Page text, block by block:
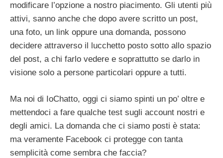
modificare l’opzione a nostro piacimento. Gli utenti più
attivi, sanno anche che dopo avere scritto un post,
una foto, un link oppure una domanda, possono
decidere attraverso il lucchetto posto sotto allo spazio
del post, a chi farlo vedere e soprattutto se darlo in
visione solo a persone particolari oppure a tutti.
Ma noi di IoChatto, oggi ci siamo spinti un po’ oltre e
mettendoci a fare qualche test sugli account nostri e
degli amici. La domanda che ci siamo posti è stata:
ma veramente Facebook ci protegge con tanta
semplicità come sembra che faccia?